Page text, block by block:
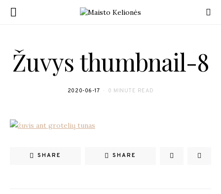
Žuvys thumbnail-8
2020-06-17 0 MINUTE READ
SHARE SHARE